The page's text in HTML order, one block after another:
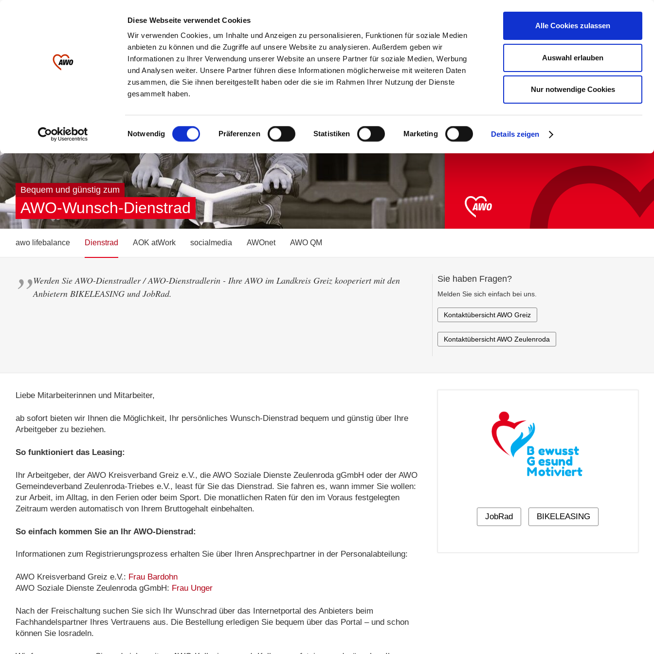
Diese Webseite verwendet Cookies
Wir verwenden Cookies, um Inhalte und Anzeigen zu personalisieren, Funktionen für soziale Medien
anbieten zu können und die Zugriffe auf unsere Website zu analysieren. Außerdem geben wir
Informationen zu Ihrer Verwendung unserer Website an unsere Partner für soziale Medien, Werbung
und Analysen weiter. Unsere Partner führen diese Informationen möglicherweise mit weiteren Daten
zusammen, die Sie ihnen bereitgestellt haben oder die sie im Rahmen Ihrer Nutzung der Dienste
gesammelt haben.
Einwilligungsauswahl
Notwendig Präferenzen Statistiken Marketing Details zeigen
Alle Cookies zulassen
Auswahl erlauben
Nur notwendige Cookies
Schriftgröße
Einrichtungen
Kinder & Jugendliche Pflege Wohnen & Begegnung Weitere Angebote Über uns
Bequem und günstig zum
AWO-Wunsch-Dienstrad
Steigen Sie auf.
awo lifebalance Dienstrad AOK atWork socialmedia AWOnet AWO QM
Werden Sie AWO-Dienstradler / AWO-Dienstradlerin - Ihre AWO im Landkreis Greiz kooperiert mit den
Anbietern BIKELEASING und JobRad.
Sie haben Fragen?
Melden Sie sich einfach bei uns.
Kontaktübersicht AWO Greiz
Kontaktübersicht AWO Zeulenroda
Liebe Mitarbeiterinnen und Mitarbeiter,
ab sofort bieten wir Ihnen die Möglichkeit, Ihr persönliches Wunsch-Dienstrad bequem und günstig über Ihre
Arbeitgeber zu beziehen.
So funktioniert das Leasing:
Ihr Arbeitgeber, der AWO Kreisverband Greiz e.V., die AWO Soziale Dienste Zeulenroda gGmbH oder der AWO
Gemeindeverband Zeulenroda-Triebes e.V., least für Sie das Dienstrad. Sie fahren es, wann immer Sie wollen:
zur Arbeit, im Alltag, in den Ferien oder beim Sport. Die monatlichen Raten für den im Voraus festgelegten
Zeitraum werden automatisch von Ihrem Bruttogehalt einbehalten.
So einfach kommen Sie an Ihr AWO-Dienstrad:
Informationen zum Registrierungsprozess erhalten Sie über Ihren Ansprechpartner in der Personalabteilung:
AWO Kreisverband Greiz e.V.: Frau Bardohn
AWO Soziale Dienste Zeulenroda gGmbH: Frau Unger
Nach der Freischaltung suchen Sie sich Ihr Wunschrad über das Internetportal des Anbieters beim
Fachhandelspartner Ihres Vertrauens aus. Die Bestellung erledigen Sie bequem über das Portal – und schon
können Sie losradeln.
JobRad BIKELEASING